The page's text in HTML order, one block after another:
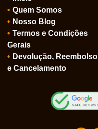
Quem Somos
Nosso Blog
Termos e Condições
Gerais
Devolução, Reembolso
e Cancelamento